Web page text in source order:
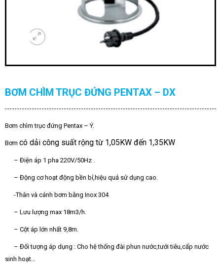
BƠM CHÌM TRỤC ĐỨNG PENTAX – DX
Bơm chìm trục đứng Pentax – Ý.
Bơm có dải công suất rộng từ 1,05KW đến 1,35KW
– Điện áp 1 pha 220V/50Hz .
– Động cơ hoạt động bền bỉ,hiệu quả sử dụng cao.
-Thân và cánh bơm bằng Inox 304
– Lưu lượng max 18m3/h.
– Cột áp lớn nhất 9,8m.
– Đối tượng áp dụng : Cho hệ thống đài phun nước,tưới tiêu,cấp nước
sinh hoạt…